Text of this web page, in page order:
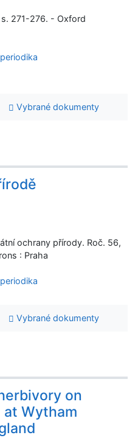
s. 271-276. - Oxford
Vybrané dokumenty
ochrany přírody. Roč. 56,
: Praha
Vybrané dokumenty
on
Wytham